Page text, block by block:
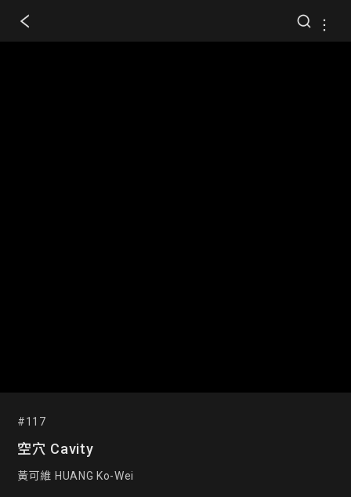
#117
空穴 Cavity
黃可維 HUANG Ko-Wei